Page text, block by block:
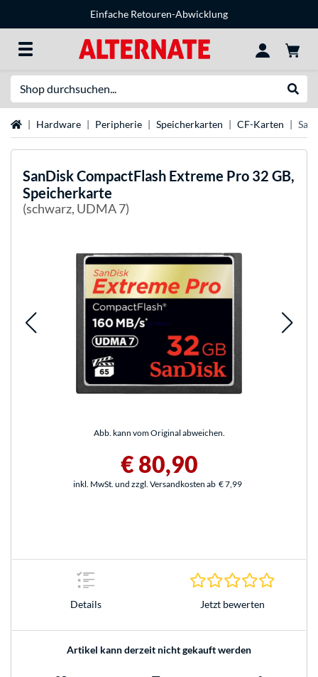
Einfache Retouren-Abwicklung
StartseiteHardware Peripherie Speicherkarten CF-Karten
SanDiskCompactFlash Extreme Pro 32 GB,
Speicherkarte
(schwarz, UDMA 7)
Abb. kann vom Original abweichen.
€ 80,90
inkl. MwSt. und zzgl. Versandkosten ab € 7,99
Details Jetzt bewerten
Artikel kann derzeit nicht gekauft werden